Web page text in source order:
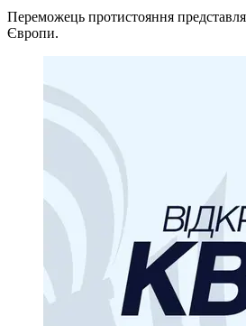
Переможець протистояння
Європи.